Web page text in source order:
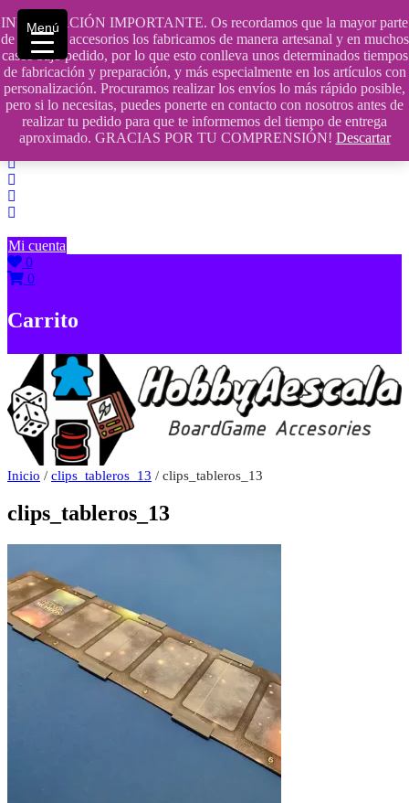
INFORMACIÓN IMPORTANTE. Os recordamos que la mayor parte
de nuestros accesorios los fabricamos de manera artesanal y en muchos
casos bajo pedido, por lo que esto conlleva unos determinados tiempos
de fabricación y preparación, y más especialmente en los artículos con
personalización. Procuramos realizar los envíos lo más rápido posible,
pero si lo necesitas, puedes ponerte en contacto con nosotros antes de
realizar tu pedido para que te informemos del tiempo de entrega
aproximado. GRACIAS POR TU COMPRENSIÓN! Descartar
Saltar
contenido
609241475 SOLO DE 10:00 a 14:00
info@hobbyaescala.com
San Fernando de Henares
10:00 - 14:00
Mi cuenta
0
0
Carrito
Inicio / clips_tableros_13 / clips_tableros_13
clips_tableros_13
Menú